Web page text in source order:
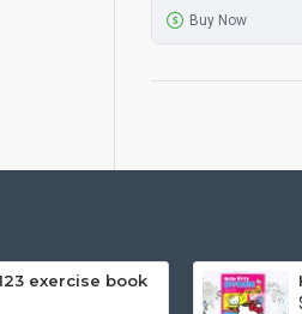
Buy Now
exercise book